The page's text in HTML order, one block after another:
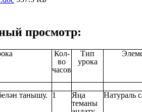
просмотр:
Кол-
во
часов
Тип
урока
танышу. 1
Яңа
теманы
Натураль